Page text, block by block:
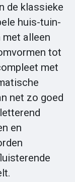
de klassieke
huis-tuin-
met alleen
tot
met
net zo goed
en